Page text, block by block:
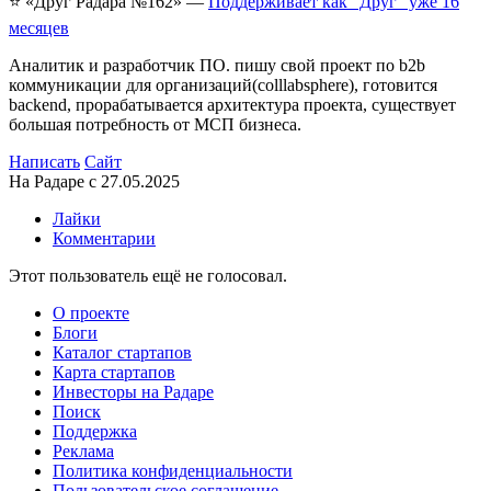
месяцев
Аналитик и разработчик ПО. пишу свой проект по b2b
коммуникации для организаций(colllabsphere), готовится
backend, прорабатывается архитектура проекта, существует
большая потребность от МСП бизнеса.
Написать Сайт
На Радаре с 27.05.2025
Лайки
Комментарии
Этот пользователь ещё не голосовал.
О проекте
Блоги
Каталог стартапов
Карта стартапов
Инвесторы на Радаре
Поиск
Поддержка
Реклама
Политика конфиденциальности